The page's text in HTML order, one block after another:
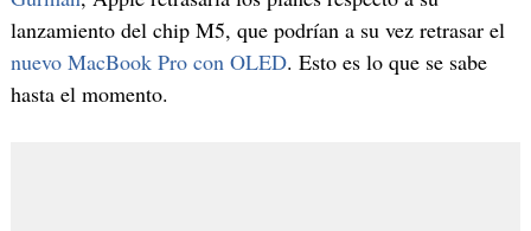
lanzamiento del chip M5, que podrían a su vez retrasar el
nuevo MacBook Pro con OLED. Esto es lo que se sabe
hasta el momento.